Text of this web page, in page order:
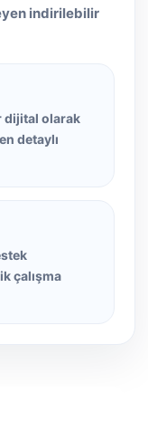
indirilebilir
dijital olarak
detaylı
çalışma